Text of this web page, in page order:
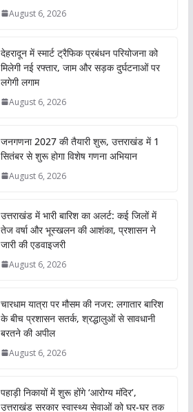
August 6, 2026
देहरादून में स्मार्ट ट्रैफिक प्रबंधन परियोजना को
मिलेगी नई रफ्तार, जाम और सड़क दुर्घटनाओं पर
लगेगी लगाम
August 6, 2026
जनगणना 2027 की तैयारी शुरू, उत्तराखंड में 1
सितंबर से शुरू होगा विशेष गणना अभियान
August 6, 2026
उत्तराखंड में भारी बारिश का अलर्ट: कई जिलों में
तेज वर्षा और भूस्खलन की आशंका, प्रशासन ने
जारी की एडवाइजरी
August 6, 2026
चारधाम यात्रा पर मौसम की नजर: लगातार बारिश
के बीच प्रशासन सतर्क, श्रद्धालुओं से सावधानी
बरतने की अपील
August 6, 2026
पहाड़ी निकायों में शुरू होंगे ‘आरोग्य मंदिर’,
उत्तराखंड सरकार स्वास्थ्य सेवाओं को घर-घर तक